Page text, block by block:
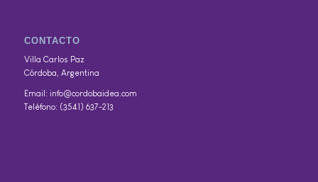
CONTACTO
Villa Carlos Paz
Córdoba, Argentina
Email: info@cordobaidea.com
Teléfono: (3541) 637-213